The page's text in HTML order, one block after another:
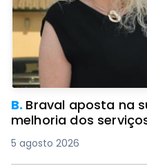
B. Braval aposta na
melhoria dos
5 agosto 2026